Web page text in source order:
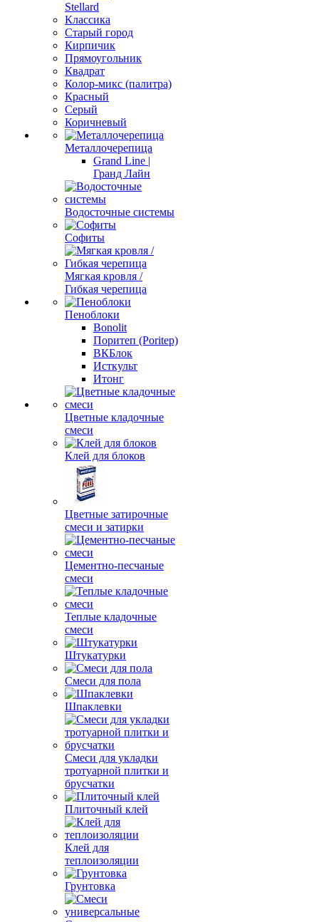
Stellard
Классика
Старый город
Кирпичик
Прямоугольник
Квадрат
Колор-микс (палитра)
Красный
Серый
Коричневый
Металлочерепица
Grand Line |
Гранд Лайн
Водосточные системы
Софиты
Мягкая кровля /
Гибкая черепица
Пеноблоки
Bonolit
Поритеп (Poritep)
ВКБлок
Исткульт
Итонг
Цветные кладочные
смеси
Клей для блоков
Цветные затирочные
смеси и затирки
Цементно-песчаные
смеси
Теплые кладочные
смеси
Штукатурки
Смеси для пола
Шпаклевки
Смеси для укладки
тротуарной плитки и
брусчатки
Плиточный клей
Клей для
теплоизоляции
Грунтовка